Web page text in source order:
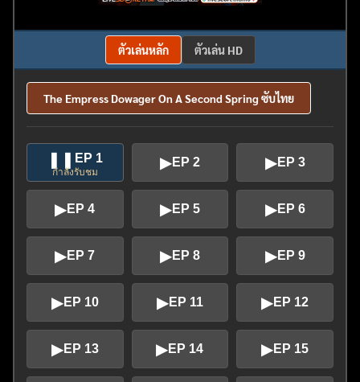
ตัวเล่นหลัก ตัวเล่น HD
The Empress Dowager On A Second Spring ซับไทย
EP 1
กำลังรับชม
▶EP 2 ▶EP 3
▶EP 4 ▶EP 5 ▶EP 6
▶EP 7 ▶EP 8 ▶EP 9
▶EP 10 ▶EP 11 ▶EP 12
▶EP 13 ▶EP 14 ▶EP 15